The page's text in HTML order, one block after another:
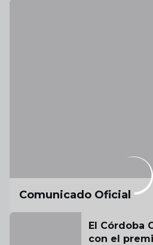
Comunicado Oficial
El Córdoba
con el